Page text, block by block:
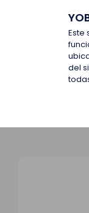
Este
del
Últimas